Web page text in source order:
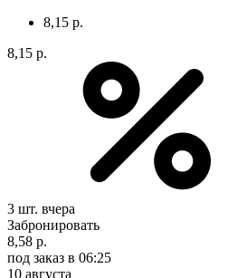
8,15 р.
8,15 р.
3 шт. вчера
Забронировать
8,58 р.
под заказ в 06:25
10 августа